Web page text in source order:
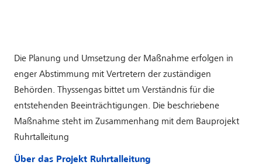
Die Planung und Umsetzung der Maßnahme erfolgen in
enger Abstimmung mit Vertretern der zuständigen
Behörden. Thyssengas bittet um Verständnis für die
entstehenden Beeinträchtigungen. Die beschriebene
Maßnahme steht im Zusammenhang mit dem Bauprojekt
Ruhrtalleitung
Über das Projekt Ruhrtalleitung